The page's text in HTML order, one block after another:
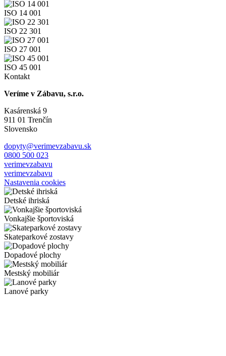
ISO 14 001
ISO 22 301
ISO 27 001
ISO 45 001
Kontakt
Veríme v Zábavu, s.r.o.
Kasárenská 9
911 01 Trenčín
Slovensko
dopyty@verimevzabavu.sk
0800 500 023
verimevzabavu
verimevzabavu
Nastavenia cookies
Detské ihriská
Vonkajšie športoviská
Skateparkové zostavy
Dopadové plochy
Mestský mobiliár
Lanové parky